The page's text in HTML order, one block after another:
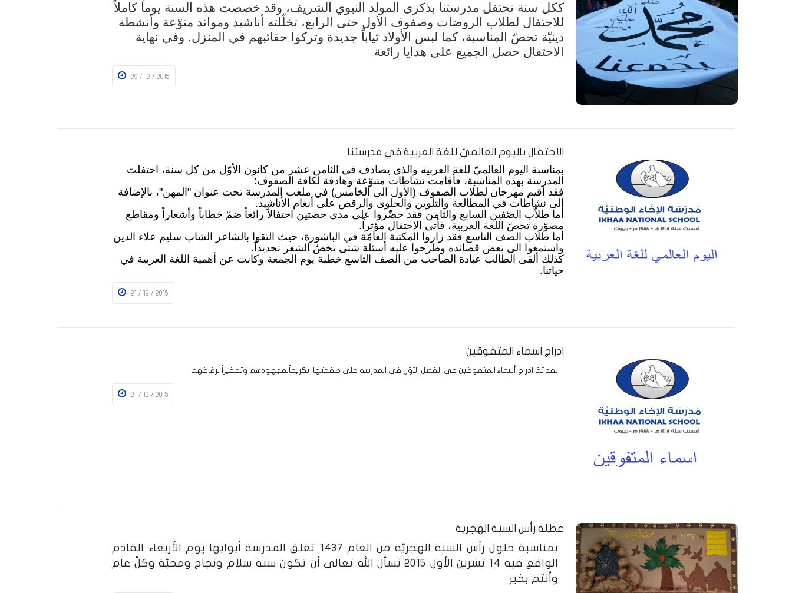
ككل سنة تحتفل مدرستنا بذكرى المولد النبوي الشريف، وقد خصصت هذه السنة يوماً كاملاً
للاحتفال لطلاب الروضات وصفوف الأول حتى الرابع، تخلّلته أناشيد وموائد منوّعة وأنشطة
دينيّة تخصّ المناسبة، كما لبس الأولاد ثياباً جديدة وتركوا حقائبهم في المنزل. وفي نهاية
الاحتفال حصل الجميع على هدايا رائعة
29 / 12 / 2015
الاحتفال باليوم العالميّ للغة العربية في مدرستنا
بمناسبة اليوم العالميّ للغة العربية والذي يصادف في الثامن عشر من كانون الأوّل من كل سنة، احتفلت
المدرسة بهذه المناسبة، فأقامت نشاطات متنوّعة وهادفة لكافة الصفوف:
فقد أقيم مهرجان لطلاب الصفوف (الأول الى الخامس) في ملعب المدرسة تحت عنوان "المهن"، بالإضافة
إلى نشاطات في المطالعة والتلوين والحلوى والرقص على أنغام الأناشيد.
أما طلاّب الصّفين السابع والثامن فقد حضّروا على مدى حصتين احتفالاً رائعاً ضمّ خطاباً وأشعاراً ومقاطع
مصوّرة تخصّ اللغة العربية، فأتى الاحتفال مؤثراً.
أما طلاب الصف التاسع فقد زاروا المكتبة العامّة في الباشورة، حيث التقوا بالشاعر الشاب سليم علاء الدين
واستمعوا الى بعض قصائده وطرحوا عليه أسئلة شتى تخصّ الشعر تحديداً.
كذلك ألقى الطالب عبادة الصاحب من الصف التاسع خطبة يوم الجمعة وكانت عن أهمية اللغة العربية في
حياتنا.
21 / 12 / 2015
ادراج اسماء المتفوقين
لقد تمّ ادراج أسماء المتفوقين في الفصل الأوّل في المدرسة على صفحتها، تكريماًلمجهودهم وتحفيزاً لرفاقهم
21 / 12 / 2015
عطلة رأس السنة الهجرية
بمناسبة حلول رأس السنة الهجريّة من العام 1437 تغلق المدرسة أبوابها يوم الأربعاء القادم
الواقع فيه 14 تشرين الأول 2015 نسأل الله تعالى أن تكون سنة سلام ونجاح ومحبّة وكلّ عام
وأنتم بخير